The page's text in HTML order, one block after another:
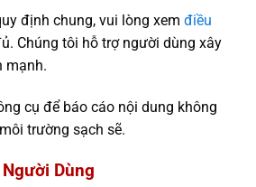
định chung, vui lòng xem điều
Chúng tôi hỗ trợ người dùng xây
mạnh.
cụ để báo cáo nội dung không
trường sạch sẽ.
Dùng